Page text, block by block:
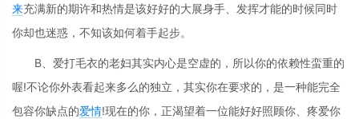
来充满新的期许和热情是该好好的大展身手、发挥才能的时候同时
你却也迷惑，不知该如何着手起步。
B、爱打毛衣的老妇其实内心是空虚的，所以你的依赖性蛮重的
喔!不论你外表看起来多么的独立，其实你在要求的，是一种能完全
包容你缺点的爱情!现在的你，正渴望着一位能好好照顾你、疼爱你